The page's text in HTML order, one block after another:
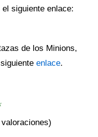
siguiente enlace:
de los Minions,
enlace.
valoraciones)